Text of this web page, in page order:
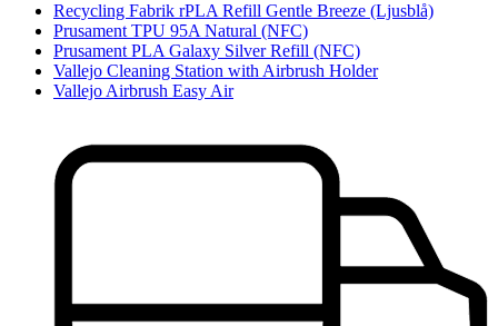
Recycling Fabrik rPLA Refill Gentle Breeze (Ljusblå)
Prusament TPU 95A Natural (NFC)
Prusament PLA Galaxy Silver Refill (NFC)
Vallejo Cleaning Station with Airbrush Holder
Vallejo Airbrush Easy Air